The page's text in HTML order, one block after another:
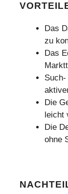
Das
zu
Das
Die
leicht
Die
ohne